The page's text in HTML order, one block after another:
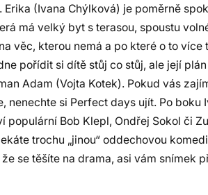
(Ivana Chýlková) je poměrně
má velký byt s terasou, spoustu
věc, kterou nemá a po které o to více
pořídit si dítě stůj co stůj, ale její plán
Adam (Vojta Kotek). Pokud vás
nenechte si Perfect days ujít. Po boku
populární Bob Klepl, Ondřej Sokol či
trochu „jinou“ oddechovou
se těšíte na drama, asi vám snímek